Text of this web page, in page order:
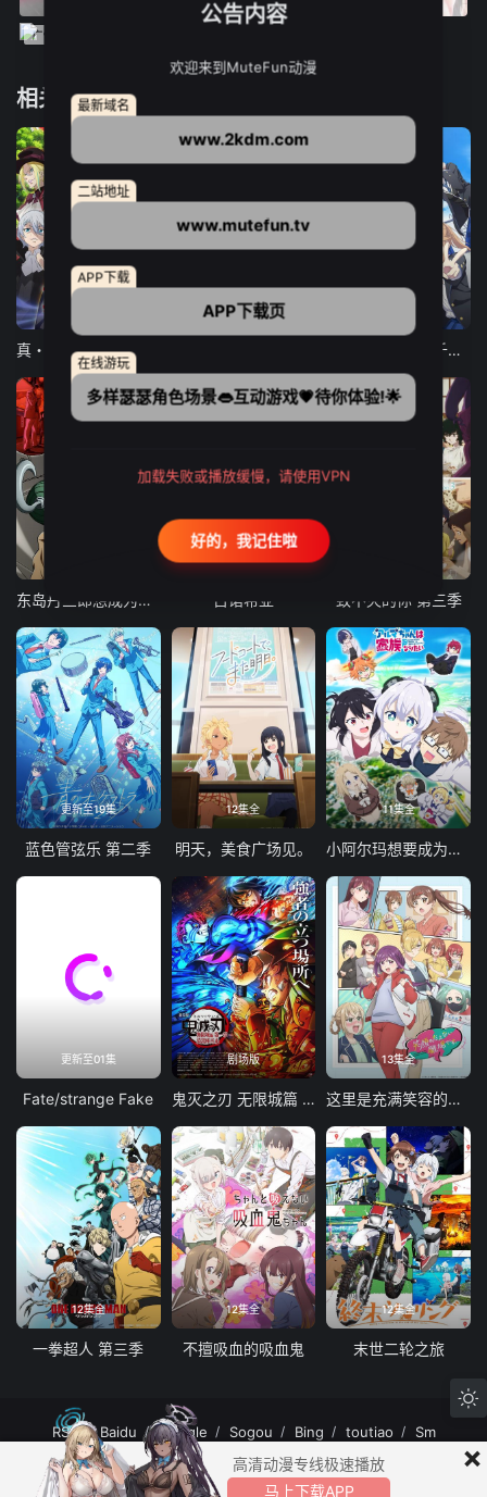
相关推荐
12集全
弹珠汽水瓶里的千岁同学
东岛丹三郎想成为假面骑士
更新至21集
古诺希亚 致不灭的你 第三季
更新至19集
蓝色管弦乐 第二季
12集全
明天，美食广场见。
11集全
小阿尔玛想要成为家人
更新至01集
Fate/strange Fake
剧场版
鬼灭之刃 无限城篇 第一章 猗窝座再袭
13集全
这里是充满笑容的职场。
12集全
一拳超人 第三季
12集全
不擅吸血的吸血鬼
12集全
末世二轮之旅
RSS Baidu Google Sogou Bing toutiao Sm
MuteFun动漫网站-无声乐趣-(゜-゜)つロ 干杯~MuteFun动漫网站所有内容均来
自互联网分享站点所提供的公开引用资源，未提供资源上传、存储服务。
×
高清动漫专线极速播放
马上下载APP
公告内容
欢迎来到MuteFun动漫
最新域名
www.2kdm.com
二站地址
www.mutefun.tv
APP下载
APP下载页
在线游玩
多样瑟瑟角色场景👄互动游戏💗待你体验!🌟
加载失败或播放缓慢，请使用VPN
好的，我记住啦